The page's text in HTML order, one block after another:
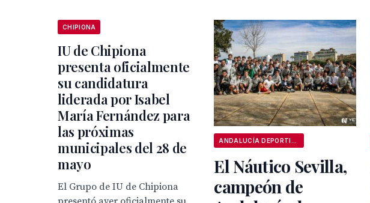
CHIPIONA
IU de Chipiona
presenta oficialmente
su candidatura
liderada por Isabel
María Fernández para
las próximas
municipales del 28 de
mayo
El Grupo de IU de Chipiona
El Náutico Sevilla,
campeón de